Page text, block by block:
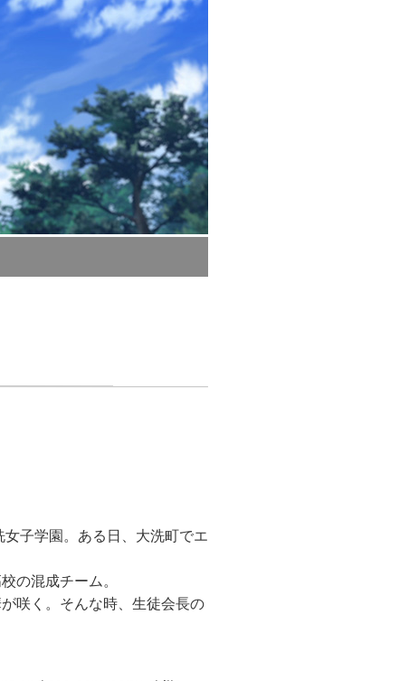
子学園。ある日、大洗町でエ
の混成チーム。
咲く。そんな時、生徒会長の